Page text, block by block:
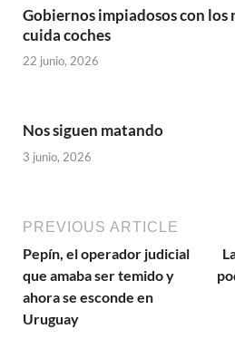
Gobiernos impiadosos con los
cuida coches
22 junio, 2026
Nos siguen matando
3 junio, 2026
PREVIOUS ARTICLE
Pepín, el operador judicial
que amaba ser temido y
ahora se esconde en
Uruguay